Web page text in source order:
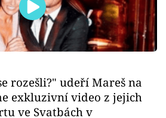
rozešli?" udeří Mareš na
exkluzivní video z jejich
ve Svatbách v